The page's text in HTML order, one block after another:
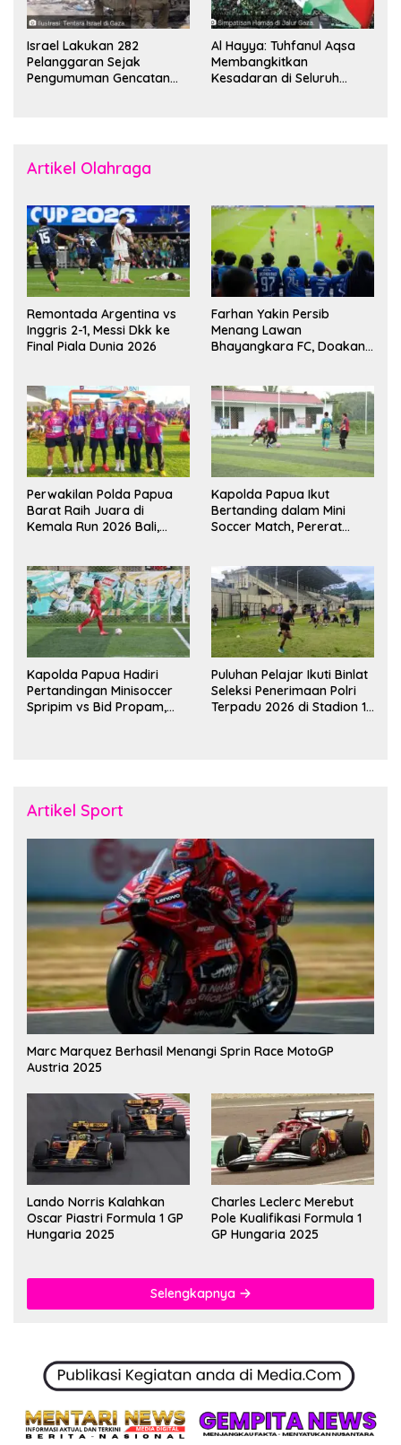
Israel Lakukan 282
Pelanggaran Sejak
Pengumuman Gencatan
Al Hayya: Tuhfanul Aqsa
Membangkitkan
Kesadaran di Seluruh
Artikel Olahraga
Remontada Argentina vs
Inggris 2-1, Messi Dkk ke
Final Piala Dunia 2026
Farhan Yakin Persib
Menang Lawan
Bhayangkara FC, Doakan
Perwakilan Polda Papua
Barat Raih Juara di
Kemala Run 2026 Bali,
Kapolda Papua Ikut
Bertanding dalam Mini
Soccer Match, Pererat
Kapolda Papua Hadiri
Pertandingan Minisoccer
Spripim vs Bid Propam,
Puluhan Pelajar Ikuti Binlat
Seleksi Penerimaan Polri
Terpadu 2026 di Stadion 16
Artikel Sport
Marc Marquez Berhasil Menangi Sprin Race MotoGP
Austria 2025
Lando Norris Kalahkan
Oscar Piastri Formula 1 GP
Hungaria 2025
Charles Leclerc Merebut
Pole Kualifikasi Formula 1
GP Hungaria 2025
Selengkapnya